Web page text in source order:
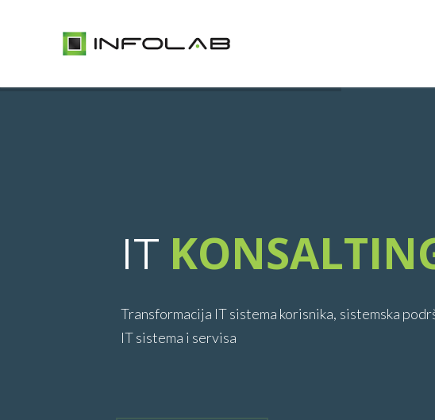
IT
Transformacija IT sistema korisnika, sistemska
IT sistema i servisa